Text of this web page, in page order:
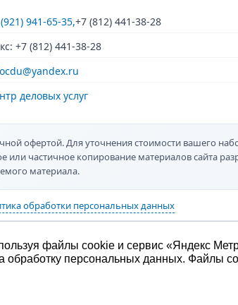
941-65-35,+7 (812) 441-38-28
+7 (812) 441-38-28
деловых услуг
офертой. Для уточнения стоимости вашего
частичное копирование материалов сайта
материала.
обработки персональных данных
файлы cookie и сервис «Яндекс
персональных данных. Файлы